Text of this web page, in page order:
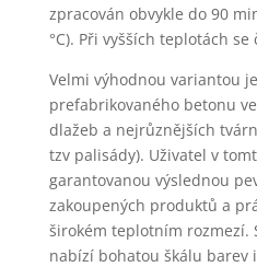
zpracován obvykle do 90
°C). Při vyšších teplotách se
Velmi výhodnou variantou
prefabrikovaného betonu
dlažeb a nejrůznějších
tzv palisády). Uživatel v
garantovanou výslednou
zakoupených produktů a
širokém teplotním rozmezí.
nabízí bohatou škálu barev